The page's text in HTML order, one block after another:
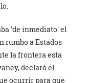
de inmediato el
rumbo a Estados
la frontera esta
declaró el
ocurrir para que